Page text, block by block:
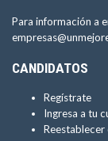
Para información a
CANDIDATOS
Regístrate
Ingresa a tu
Reestablecer